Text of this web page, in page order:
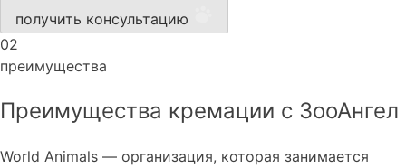
получить консультацию
02
преимущества
Преимущества кремации с ЗооАнгел
World Animals — организация, которая занимается